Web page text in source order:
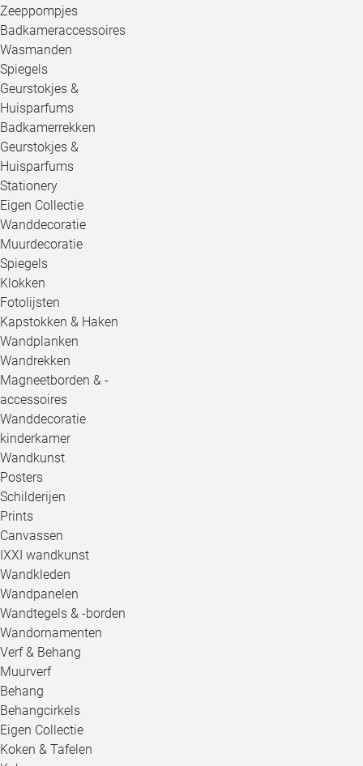
Zeeppompjes
Badkameraccessoires
Wasmanden
Spiegels
Geurstokjes &
Huisparfums
Badkamerrekken
Geurstokjes &
Huisparfums
Stationery
Eigen Collectie
Wanddecoratie
Muurdecoratie
Spiegels
Klokken
Fotolijsten
Kapstokken & Haken
Wandplanken
Wandrekken
Magneetborden & -
accessoires
Wanddecoratie
kinderkamer
Wandkunst
Posters
Schilderijen
Prints
Canvassen
IXXI wandkunst
Wandkleden
Wandpanelen
Wandtegels & -borden
Wandornamenten
Verf & Behang
Muurverf
Behang
Behangcirkels
Eigen Collectie
Koken & Tafelen